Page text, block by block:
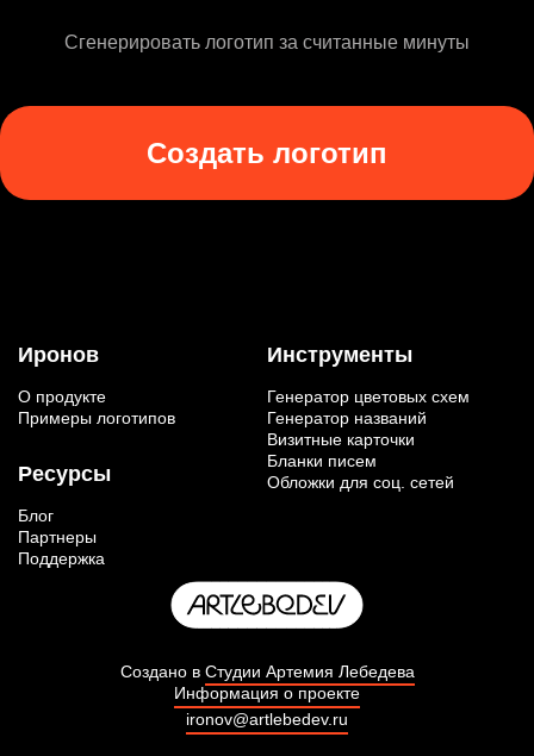
Сгенерировать логотип за считанные минуты
Создать логотип
Иронов
О продукте
Примеры логотипов
Ресурсы
Блог
Партнеры
Поддержка
Инструменты
Генератор цветовых схем
Генератор названий
Визитные карточки
Бланки писем
Обложки для соц. сетей
Создано в Студии Артемия Лебедева
Информация о проекте
ironov@artlebedev.ru